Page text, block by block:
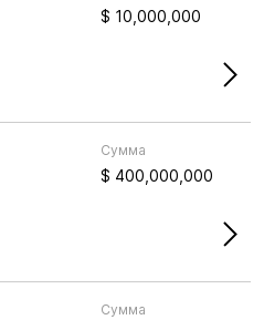
$ 10,000,000
Сумма
$ 400,000,000
Сумма